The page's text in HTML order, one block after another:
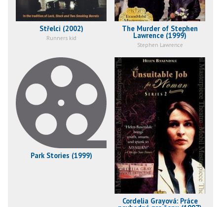
Střelci (2002)
Runners kid
The Murder of Stephen
Lawrence (1999)
Stephen Lawrence
Park Stories (1999)
Cordelia Grayová: Práce